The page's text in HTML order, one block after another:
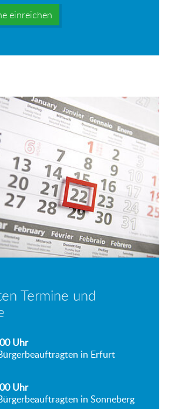
einreichen
Termine und
Uhr
in Erfurt
Uhr
in Sonneberg